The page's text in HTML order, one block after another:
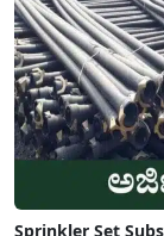
Sprinkler Set